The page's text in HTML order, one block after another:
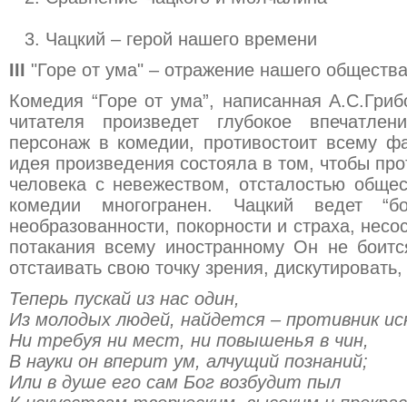
Чацкий – герой нашего времени
III "Горе от ума" – отражение нашего общества
Комедия “Горе от ума”, написанная
читателя произведет глубокое
персонаж в комедии, противостоит всему
идея произведения состояла в том, чтобы
человека с невежеством, отсталостью
комедии многогранен. Чацкий ведет
необразованности, покорности и страха,
потакания всему иностранному Он не
отстаивать свою точку зрения,
Теперь пускай из нас один,
Из молодых людей, найдется – противник
Ни требуя ни мест, ни повышенья в чин,
В науки он вперит ум, алчущий познаний;
Или в душе его сам Бог возбудит пыл